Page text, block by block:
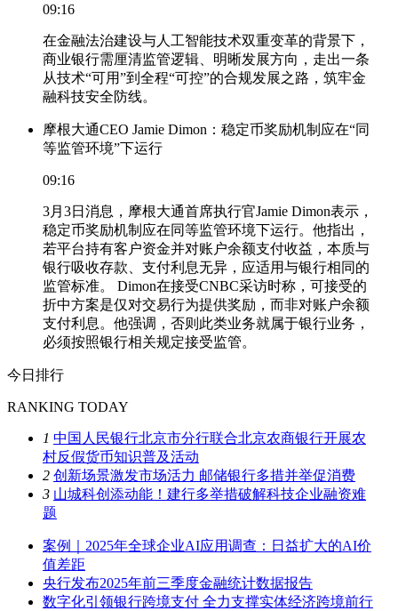
09:16
在金融法治建设与人工智能技术双重变革的背景下，
商业银行需厘清监管逻辑、明晰发展方向，走出一条
从技术“可用”到全程“可控”的合规发展之路，筑牢金
融科技安全防线。
摩根大通CEO Jamie Dimon：稳定币奖励机制应在“同
等监管环境”下运行
09:16
3月3日消息，摩根大通首席执行官Jamie Dimon表示，
稳定币奖励机制应在同等监管环境下运行。他指出，
若平台持有客户资金并对账户余额支付收益，本质与
银行吸收存款、支付利息无异，应适用与银行相同的
监管标准。 Dimon在接受CNBC采访时称，可接受的
折中方案是仅对交易行为提供奖励，而非对账户余额
支付利息。他强调，否则此类业务就属于银行业务，
必须按照银行相关规定接受监管。
今日排行
RANKING TODAY
1 中国人民银行北京市分行联合北京农商银行开展农
村反假货币知识普及活动
2 创新场景激发市场活力 邮储银行多措并举促消费
3 山城科创添动能！建行多举措破解科技企业融资难
题
案例｜2025年全球企业AI应用调查：日益扩大的AI价
值差距
央行发布2025年前三季度金融统计数据报告
数字化引领银行跨境支付 全力支撑实体经济跨境前行